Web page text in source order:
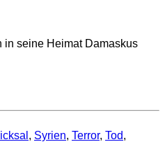
in seine Heimat Damaskus
, Syrien, Terror, Tod,